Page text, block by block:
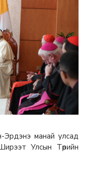
Эрдэнэ манай улсад
Улсын Төрийн